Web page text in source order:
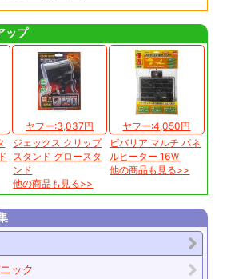
ップ
ヤフー:3,037円
ジェックス クリップ
スタンド グロースタ
ンド
他の商品も見る>>
ヤフー:4,050円
ビバリア マルチ パネ
ルヒーター 16Ｗ
他の商品も見る>>
ック